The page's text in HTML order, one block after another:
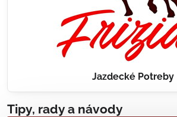
Jazdecké Potreby
Tipy, rady a návody